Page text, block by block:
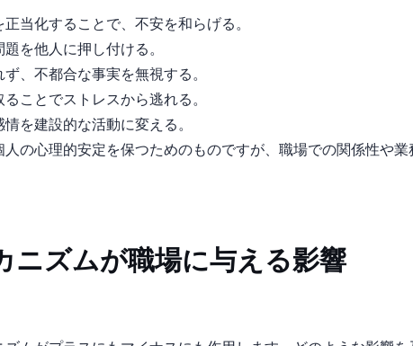
正当化することで、不安を和らげる。
題を他人に押し付ける。
ず、不都合な事実を無視する。
ることでストレスから逃れる。
情を建設的な活動に変える。
人の心理的安定を保つためのものですが、職場での関係性や
ニズムが職場に与える影響